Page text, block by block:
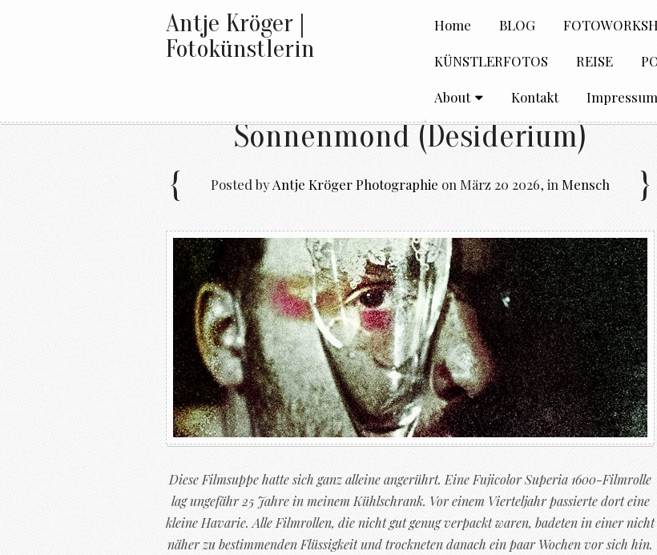
Antje Kröger |
Fotokünstlerin
Home BLOG
KÜNSTLERFOTOS REISE
About Kontakt Impressum
Sonnenmond (Desiderium)
Posted byAntje Kröger Photographie on März 20 2026, in Mensch
Diese Filmsuppe hatte sich ganz alleine angerührt. Eine Fujicolor Superia 1600-Filmrolle
lag ungefähr 25 Jahre in meinem Kühlschrank. Vor einem Vierteljahr passierte dort eine
kleine Havarie. Alle Filmrollen, die nicht gut genug verpackt waren, badeten in einer nicht
näher zu bestimmenden Flüssigkeit und trockneten danach ein paar Wochen vor sich hin.